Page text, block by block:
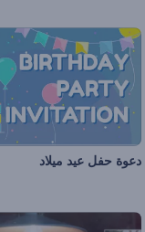
دعوة حفل عيد ميلاد